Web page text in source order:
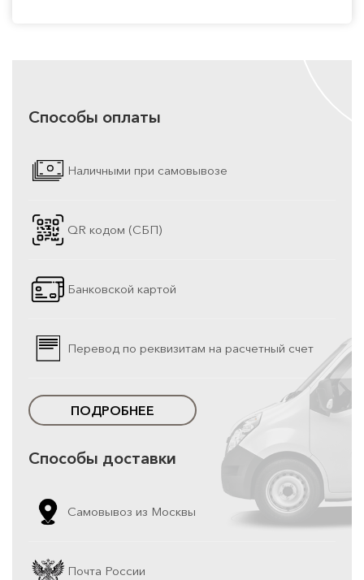
Способы оплаты
Наличными при самовывозе
QR кодом (СБП)
Банковской картой
Перевод по реквизитам на расчетный счет
ПОДРОБНЕЕ
Способы доставки
Самовывоз из Москвы
Почта России